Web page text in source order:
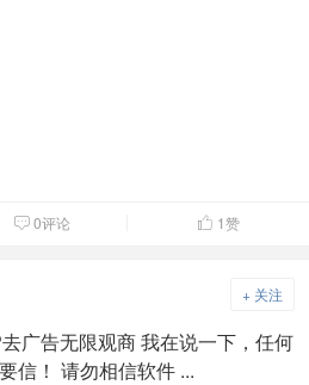
 0评论  1赞
+ 关注
广告无限观商 我在说一下，任何
信！ 请勿相信软件 ...